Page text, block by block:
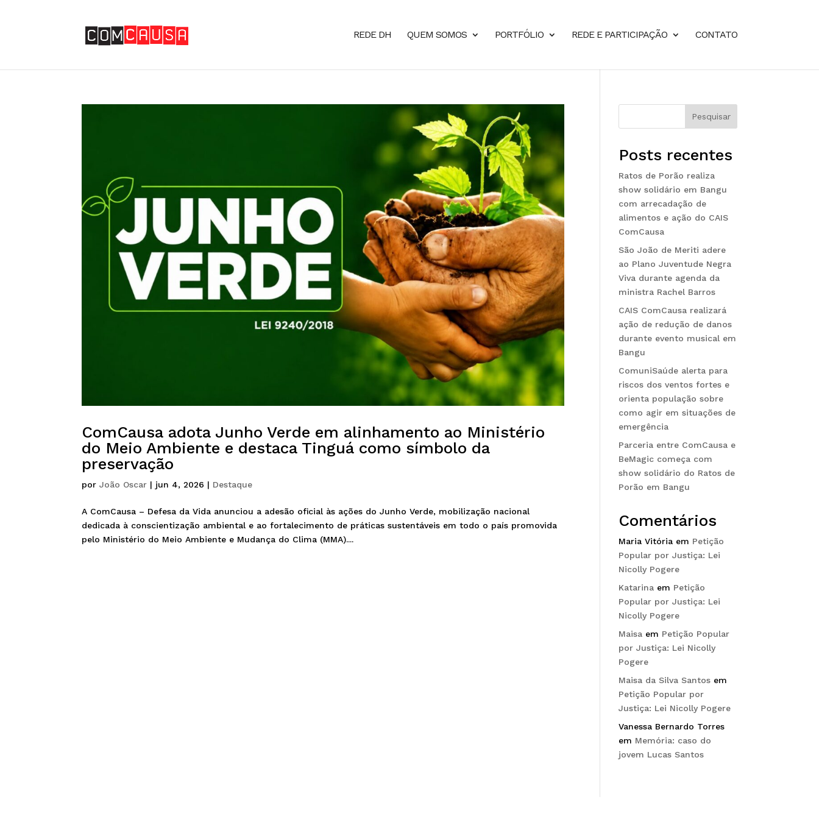
REDE DH QUEM SOMOS PORTFÓLIO REDE E PARTICIPAÇÃO CONTATO
ComCausa adota Junho Verde em alinhamento ao Ministério
do Meio Ambiente e destaca Tinguá como símbolo da
preservação
porJoão Oscar | jun 4, 2026 | Destaque
A ComCausa – Defesa da Vida anunciou a adesão oficial às ações do Junho Verde, mobilização nacional
dedicada à conscientização ambiental e ao fortalecimento de práticas sustentáveis em todo o país promovida
pelo Ministério do Meio Ambiente e Mudança do Clima (MMA)....
Pesquisar
Posts recentes
Ratos de Porão realiza
show solidário em Bangu
com arrecadação de
alimentos e ação do CAIS
ComCausa
São João de Meriti adere
ao Plano Juventude Negra
Viva durante agenda da
ministra Rachel Barros
CAIS ComCausa realizará
ação de redução de danos
durante evento musical em
Bangu
ComuniSaúde alerta para
riscos dos ventos fortes e
orienta população sobre
como agir em situações de
emergência
Parceria entre ComCausa e
BeMagic começa com
show solidário do Ratos de
Porão em Bangu
Comentários
Maria Vitória em Petição
Popular por Justiça: Lei
Nicolly Pogere
Katarina em Petição
Popular por Justiça: Lei
Nicolly Pogere
Maisa em Petição Popular
por Justiça: Lei Nicolly
Pogere
Maisa da Silva Santos em
Petição Popular por
Justiça: Lei Nicolly Pogere
Vanessa Bernardo Torres
em Memória: caso do
jovem Lucas Santos